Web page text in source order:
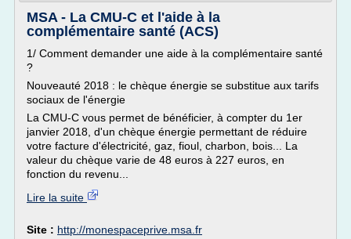
MSA - La CMU-C et l'aide à la
complémentaire santé (ACS)
1/ Comment demander une aide à la complémentaire santé
?
Nouveauté 2018 : le chèque énergie se substitue aux tarifs
sociaux de l'énergie
La CMU-C vous permet de bénéficier, à compter du 1er
janvier 2018, d'un chèque énergie permettant de réduire
votre facture d'électricité, gaz, fioul, charbon, bois... La
valeur du chèque varie de 48 euros à 227 euros, en
fonction du revenu...
Lire la suite
Site : http://monespaceprive.msa.fr